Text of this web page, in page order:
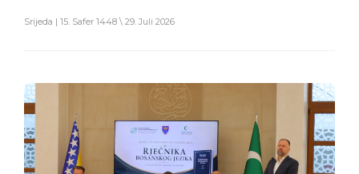
Srijeda | 15. Safer 1448 \ 29. Juli 2026